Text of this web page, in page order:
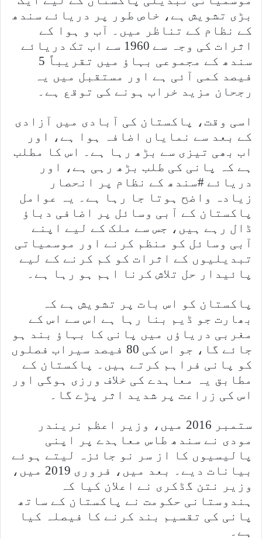
بڑی تشویش ہے، خاص طور پر دریائے سندھ
کے نظام کے تناظر میں۔ آب و ہوا کے
اثرات کی وجہ سے 1960 سے اب تک دریائے
سندھ کے مجموعی بہاؤ میں تقریباً 5
فیصد کمی آئی ہے اور مستقبل میں یہ
رجحان مزید خراب ہونے کی توقع ہے۔
اسی وقت، پاکستان کی آبادی میں آزادی
کے بعد سے نمایاں اضافہ ہوا ہے، اور
اب بھی تیزی سے بڑھ رہا ہے۔ اس کا مطلب
ہے کہ پانی کی طلب بڑھ رہی ہے، اور
دریائے #سندھ کے نظام پر انحصار
زیادہ واضح ہوتا جا رہا ہے۔ یہ عوامل
پاکستان کے آبی وسائل پر اضافی دباؤ
ڈال رہے ہیں، جس سے ملک کے لیے اپنے
آبی وسائل کو منظم کرنے اور موسمیاتی
تبدیلیوں کے اثرات کو کم کرنے کے لیے
پائیدار حل تلاش کرنا اہم ہو رہا ہے۔
پاکستان کو اس بات پر تشویش ہے کہ
بھارت جو ڈیم بنا رہا ہے اس سے اس کے
مغربی دریاؤں میں پانی کا بہاؤ بند ہو
جائے گا، جو اس کی 80 فیصد سیراب فصلوں
کو پانی فراہم کرتے ہیں۔ پاکستان کے
مطابق یہ معاہدے کی خلاف ورزی ہوگی اور
اس کی زراعت پر شدید اثر پڑے گا۔
ستمبر 2016 میں، وزیر اعظم نریندر
مودی نے سندھ طاس معاہدے پر اپنی
پالیسیوں کا از سر نو جائزہ لیتے ہوئے
بیانات دیے۔ بعد میں، فروری 2019 میں،
وزیر نتن گڈکری نے اعلان کیا کہ
ہندوستانی حکومت نے پاکستان کے ساتھ
پانی کی تقسیم بند کرنے کا فیصلہ کیا
ہے۔